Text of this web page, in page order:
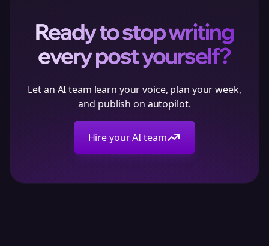
Ready to stop writing
every post yourself?
Let an AI team learn your voice, plan your week,
and publish on autopilot.
Hire your AI team